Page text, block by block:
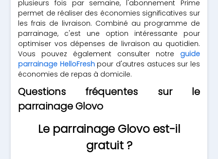
plusieurs fois par semaine, l'abonnement Prime
permet de réaliser des économies significatives sur
les frais de livraison. Combiné au programme de
parrainage, c'est une option intéressante pour
optimiser vos dépenses de livraison au quotidien.
Vous pouvez également consulter notre guide
parrainage HelloFreshpour d'autres astuces sur les
économies de repas à domicile.
Questions fréquentes sur le
parrainage Glovo
Le parrainage Glovo est-il
gratuit ?